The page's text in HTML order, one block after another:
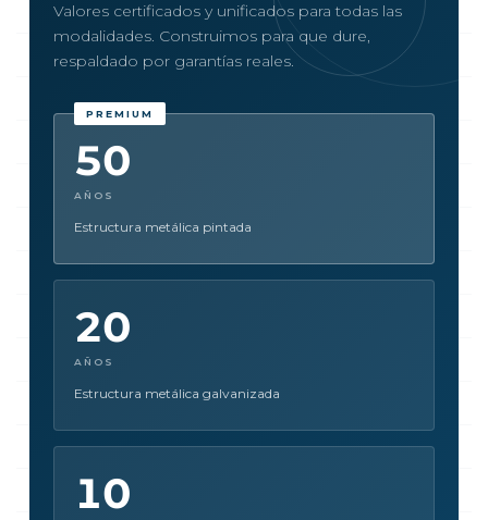
Valores certificados y unificados para todas las
modalidades. Construimos para que dure,
respaldado por garantías reales.
50
AÑOS
Estructura metálica pintada
20
AÑOS
Estructura metálica galvanizada
10